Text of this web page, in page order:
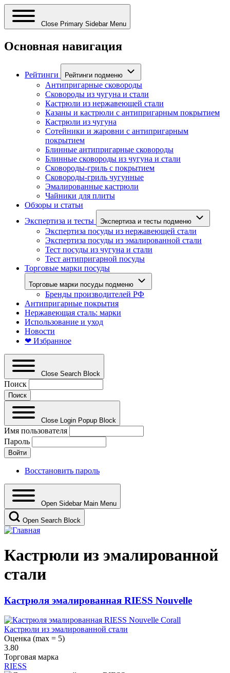
Close Primary Sidebar Menu
Основная навигация
Рейтинги Рейтинги подменю
Антипригарные сковороды
Сковороды из чугуна и стали
Кастрюли из нержавеющей стали
Казаны и кастрюли с антипригарным покрытием
Кастрюли из чугуна
Сотейники и жаровни с антипригарным
покрытием
Блинные антипригарные сковороды
Блинные сковороды из чугуна и стали
Сковороды-гриль с покрытием
Сковороды-гриль чугунные
Эмалированные кастрюли
Чайники для плиты
Обзоры и статьи
Экспертиза и тесты
Экспертиза и тесты подменю
Экспертиза посуды из нержавеющей стали
Экспертиза посуды из эмалированной стали
Тест посуды из чугуна и стали
Тест антипригарной посуды
Торговые марки посуды
Торговые марки посуды подменю
Бренды производителей РФ
Антипригарные покрытия
Нержавеющая сталь: марки
Использование и уход
Новости
❤ Избранное
Close Search Block
Поиск
Close Login Popup Block
Имя пользователя
Пароль
Восстановить пароль
Open Sidebar Main Menu
Open Search Block
Кастрюли из эмалированной
стали
Кастрюля эмалированная RIESS Nouvelle
Кастрюли из эмалированной стали
Оценка (max = 5)
3.80
Торговая марка
RIESS